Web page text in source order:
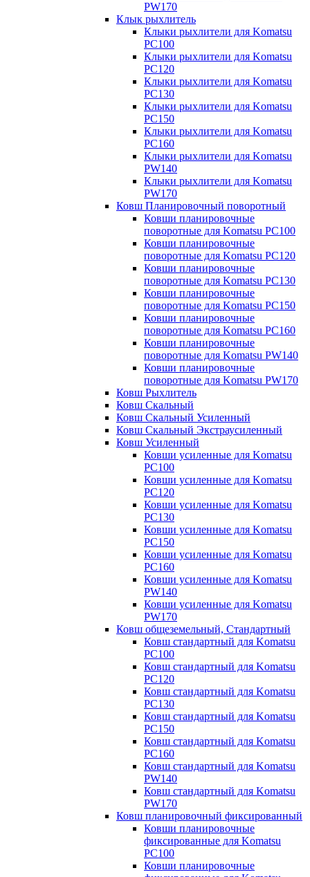
PW170
Клык рыхлитель
Клыки рыхлители для Komatsu
PC100
Клыки рыхлители для Komatsu
PC120
Клыки рыхлители для Komatsu
PC130
Клыки рыхлители для Komatsu
PC150
Клыки рыхлители для Komatsu
PC160
Клыки рыхлители для Komatsu
PW140
Клыки рыхлители для Komatsu
PW170
Ковш Планировочный поворотный
Ковши планировочные
поворотные для Komatsu PC100
Ковши планировочные
поворотные для Komatsu PC120
Ковши планировочные
поворотные для Komatsu PC130
Ковши планировочные
поворотные для Komatsu PC150
Ковши планировочные
поворотные для Komatsu PC160
Ковши планировочные
поворотные для Komatsu PW140
Ковши планировочные
поворотные для Komatsu PW170
Ковш Рыхлитель
Ковш Скальный
Ковш Скальный Усиленный
Ковш Скальный Экстраусиленный
Ковш Усиленный
Ковши усиленные для Komatsu
PC100
Ковши усиленные для Komatsu
PC120
Ковши усиленные для Komatsu
PC130
Ковши усиленные для Komatsu
PC150
Ковши усиленные для Komatsu
PC160
Ковши усиленные для Komatsu
PW140
Ковши усиленные для Komatsu
PW170
Ковш общеземельный, Стандартный
Ковш стандартный для Komatsu
PC100
Ковш стандартный для Komatsu
PC120
Ковш стандартный для Komatsu
PC130
Ковш стандартный для Komatsu
PC150
Ковш стандартный для Komatsu
PC160
Ковш стандартный для Komatsu
PW140
Ковш стандартный для Komatsu
PW170
Ковш планировочный фиксированный
Ковши планировочные
фиксированные для Komatsu
PC100
Ковши планировочные